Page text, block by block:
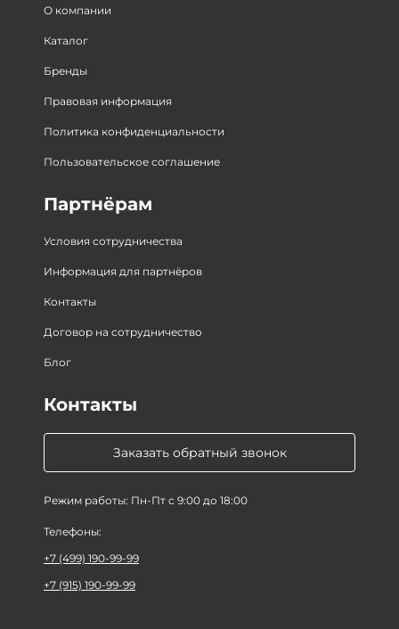
О компании
Каталог
Бренды
Правовая информация
Политика конфиденциальности
Пользовательское соглашение
Партнёрам
Условия сотрудничества
Информация для партнёров
Контакты
Договор на сотрудничество
Блог
Заказать обратный звонок
Режим работы: Пн-Пт с 9:00 до 18:00
Контакты
Телефоны:
+7 (499) 190-99-99
+7 (915) 190-99-99